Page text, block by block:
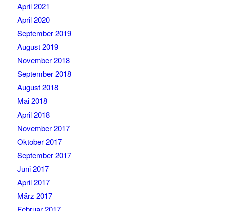
April 2021
April 2020
September 2019
August 2019
November 2018
September 2018
August 2018
Mai 2018
April 2018
November 2017
Oktober 2017
September 2017
Juni 2017
April 2017
März 2017